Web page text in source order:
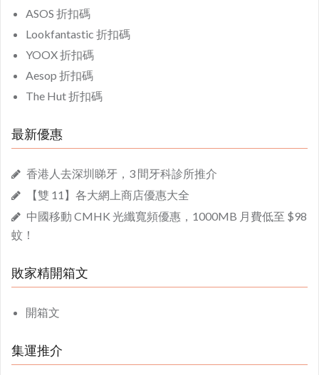
ASOS 折扣碼
Lookfantastic 折扣碼
YOOX 折扣碼
Aesop 折扣碼
The Hut 折扣碼
最新優惠
香港人去深圳睇牙，3 間牙科診所推介
【雙 11】各大網上商店優惠大全
中國移動 CMHK 光纖寬頻優惠，1000MB 月費低至 $98
蚊！
敗家精開箱文
開箱文
集運推介